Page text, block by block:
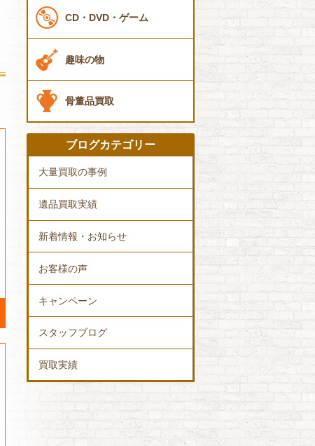
CD・DVD・ゲーム
趣味の物
骨董品買取
ブログカテゴリー
大量買取の事例
遺品買取実績
新着情報・お知らせ
お客様の声
キャンペーン
スタッフブログ
買取実績